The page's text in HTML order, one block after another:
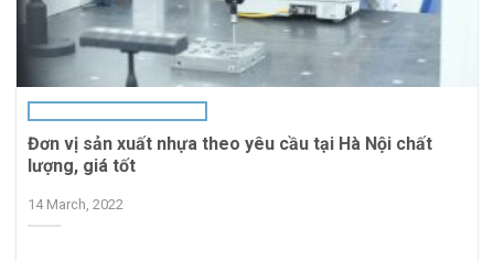
Đơn vị sản xuất nhựa theo yêu cầu tại Hà Nội chất
lượng, giá tốt
14 March, 2022